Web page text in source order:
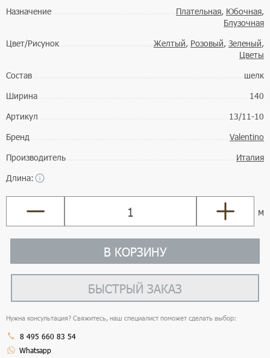
Назначение
Плательная, Юбочная,
Блузочная
Цвет/Рисунок
Желтый, Розовый, Зеленый,
Цветы
Состав
шелк
Ширина
140
Артикул
13/11-10
Бренд
Valentino
Производитель
Италия
Длина:
м
В КОРЗИНУ
БЫСТРЫЙ ЗАКАЗ
Нужна консультация? Свяжитесь, наш специалист поможет сделать выбор:
8 495 660 83 54
Whatsapp